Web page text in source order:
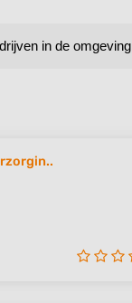
in de omgeving